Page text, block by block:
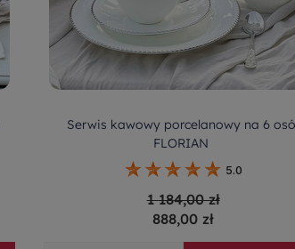
Serwis kawowy porcelanowy na 6
FLORIAN
5.0
1 184,00 zł
888,00 zł